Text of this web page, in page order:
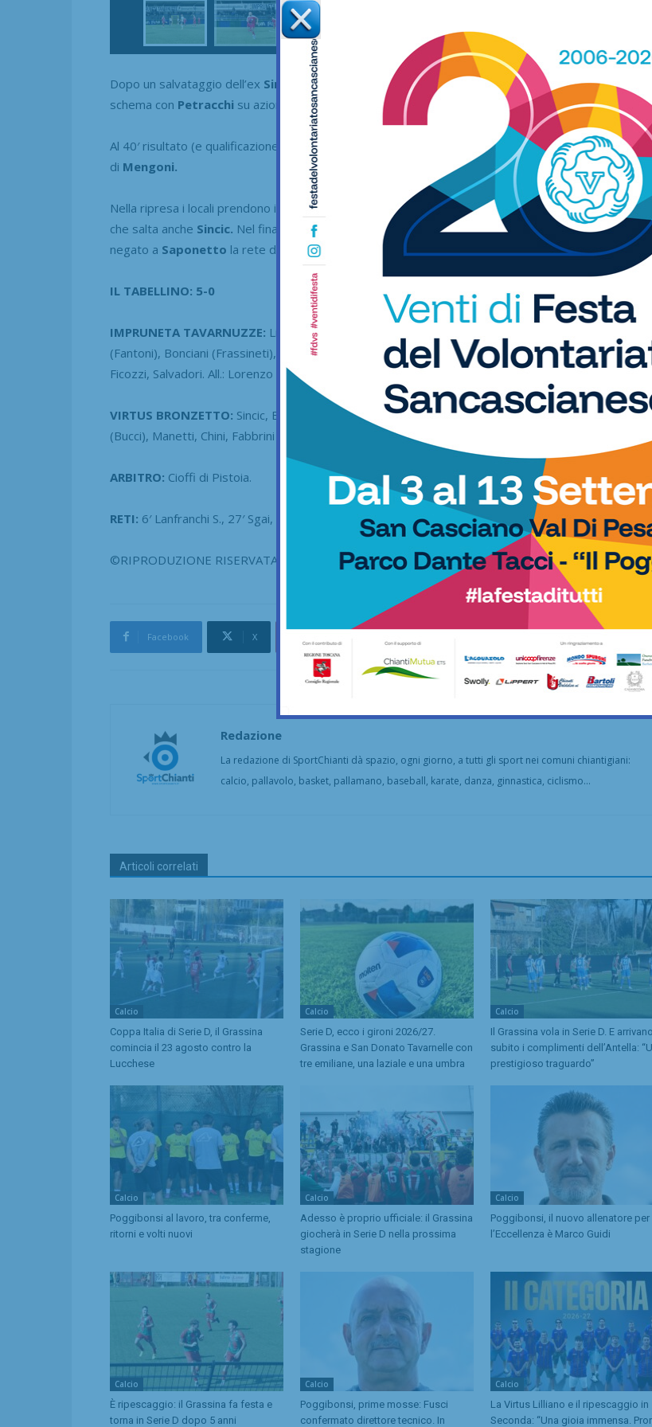
Dopo un salvataggio dell’ex Sincic suBadii al 23′, al 27′ ecco il 2-0 firmato da Sgaidopo un bello
schema con Petracchi su azione d’angolo.
Al 40′ risultato (e qualificazione) al sicuro grazie a
messo in movimento dal preciso
di Mengoni.
Nella ripresa i locali prendono il largo, prima ancora con Bonciani,infine con il neoentratoFrassineti
che salta anche Sincic. Nel finale Valenti manca il comodo 6-0, mentre in precedenzaLippiaveva
negato a Saponetto la rete della bandiera.
IL TABELLINO: 5-0
IMPRUNETA TAVARNUZZE: Lippi, Serni, Petracchi (Bichi), Mengoni, Lapis (Lanfranchi N.), Marcucci
(Fantoni), Bonciani (Frassineti), Fusi, Lanfranchi S. (Valenti), Badii, Sgai. A disp.: Morganti, Curradi,
Ficozzi, Salvadori. All.: Lorenzo Andreucci.
VIRTUS BRONZETTO: Sincic, Benedetti, Orsolini (Saponetto), Marino, Marzi, Gimignani, Fratini, Nuti
(Bucci), Manetti, Chini, Fabbrini (Pucci). A disp.: Magnolfi, Guilherme, Lucie-Smith. All.: Massimo Nardi.
ARBITRO: Cioffi di Pistoia.
RETI: 6′ Lanfranchi S., 27′ Sgai, 40′ e 55′ Bonciani, 84′ Frassineti.
©RIPRODUZIONE RISERVATA
Facebook X
Redazione
La redazione di SportChianti dà spazio, ogni giorno, a tutti gli sport nei comuni chiantigiani:
calcio, pallavolo, basket, pallamano, baseball, karate, danza, ginnastica, ciclismo...
Articoli correlati
Calcio
Coppa Italia di Serie D, il Grassina
comincia il 23 agosto contro la
Lucchese
Calcio
Serie D, ecco i gironi 2026/27.
Grassina e San Donato Tavarnelle con
tre emiliane, una laziale e una umbra
Calcio
Il Grassina vola in Serie D. E arrivano
subito i complimenti dell’Antella:
prestigioso traguardo”
Calcio
Poggibonsi al lavoro, tra conferme,
ritorni e volti nuovi
Calcio
Adesso è proprio ufficiale: il Grassina
giocherà in Serie D nella prossima
stagione
Calcio
Poggibonsi, il nuovo allenatore per
l’Eccellenza è Marco Guidi
Calcio
È ripescaggio: il Grassina fa festa e
torna in Serie D dopo 5 anni
Calcio
Poggibonsi, prime mosse: Fusci
confermato direttore tecnico. In
Calcio
La Virtus Lilliano e il ripescaggio in
Seconda: “Una gioia immensa.